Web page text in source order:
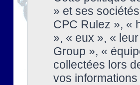
» et ses
CPC Rulez », «
», « eux », «
Group », «
collectées lors
vos informations